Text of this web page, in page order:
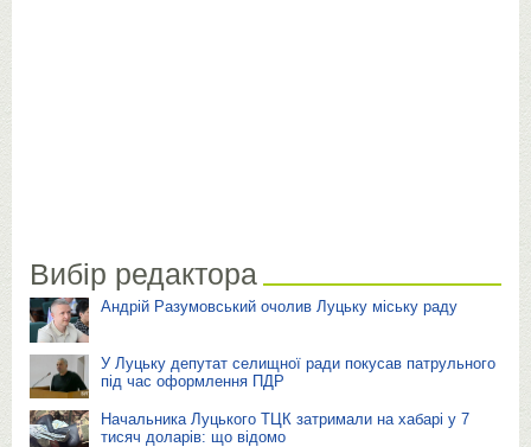
Вибір редактора
Андрій Разумовський очолив Луцьку міську раду
У Луцьку депутат селищної ради покусав патрульного
під час оформлення ПДР
Начальника Луцького ТЦК затримали на хабарі у 7
тисяч доларів: що відомо